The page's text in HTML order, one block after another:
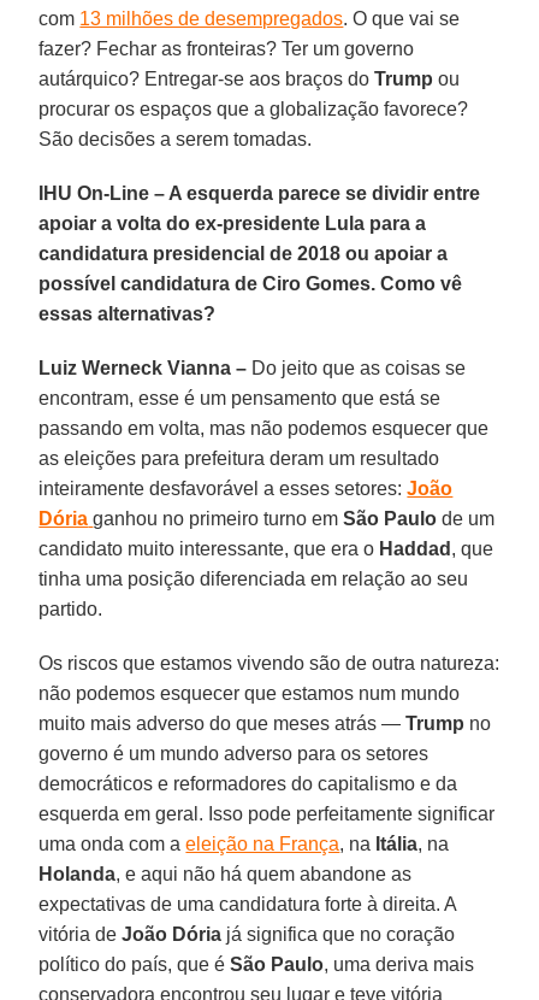
com 13 milhões de desempregados. O que vai se
fazer? Fechar as fronteiras? Ter um governo
autárquico? Entregar-se aos braços doTrump ou
procurar os espaços que a globalização favorece?
São decisões a serem tomadas.
IHU On-Line – A esquerda parece se dividir entre
apoiar a volta do ex-presidente Lula para a
candidatura presidencial de 2018 ou apoiar a
possível candidatura de Ciro Gomes. Como vê
essas alternativas?
Luiz Werneck Vianna – Do jeito que as coisas se
encontram, esse é um pensamento que está se
passando em volta, mas não podemos esquecer que
as eleições para prefeitura deram um resultado
inteiramente desfavorável a esses setores:João
Dória ganhou no primeiro turno emSão Paulo de um
candidato muito interessante, que era o Haddad , que
tinha uma posição diferenciada em relação ao seu
partido.
Os riscos que estamos vivendo são de outra natureza:
não podemos esquecer que estamos num mundo
muito mais adverso do que meses atrás —Trump no
governo é um mundo adverso para os setores
democráticos e reformadores do capitalismo e da
esquerda em geral. Isso pode perfeitamente significar
uma onda com aeleição na França, na Itália, na
Holanda, e aqui não há quem abandone as
expectativas de uma candidatura forte à direita. A
vitória de João Dória já significa que no coração
político do país, que éSão Paulo, uma deriva mais
conservadora encontrou seu lugar e teve vitória